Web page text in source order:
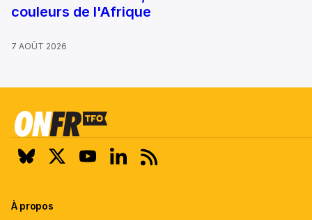
couleurs de l'Afrique
7 AOÛT 2026
À propos